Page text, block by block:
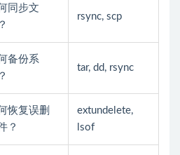
同步文
rsync, scp
备份系
tar, dd, rsync
恢复误删
？
extundelete,
lsof